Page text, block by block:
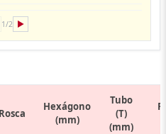
1/2 ▶
Rosca
Hexágono
(mm)
Tubo
(T)
(mm)